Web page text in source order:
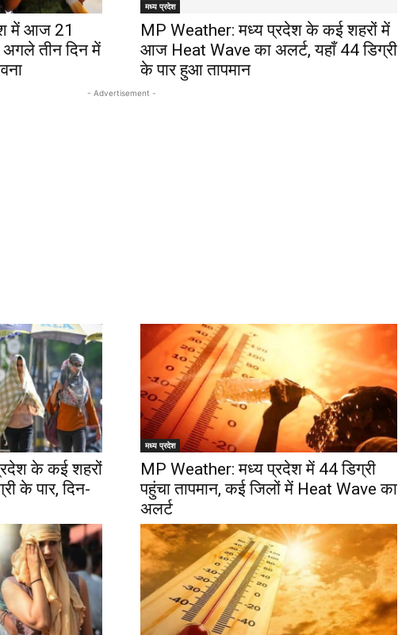
में आज 21
तीन दिन में
मध्य प्रदेश
MP Weather: मध्‍य प्रदेश के कई शहरों में
आज Heat Wave का अलर्ट, यहाँ 44 डिग्री
के पार हुआ तापमान
- Advertisement -
के कई शहरों
के पार, दिन-
मध्य प्रदेश
MP Weather: मध्य प्रदेश में 44 डिग्री
पहुंचा तापमान, कई जिलों में Heat Wave का
अलर्ट